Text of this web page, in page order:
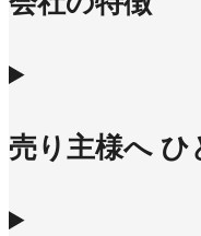
売り主様へ